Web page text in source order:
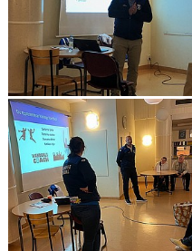
STÖD HHK
DOKUMENT
LÄNKAR